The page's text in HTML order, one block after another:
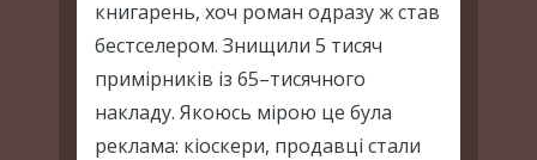
книгарень, хоч роман одразу ж став
бестселером. Знищили 5 тисяч
примірників із 65–тисячного
накладу. Якоюсь мірою це була
реклама: кіоскери, продавці стали